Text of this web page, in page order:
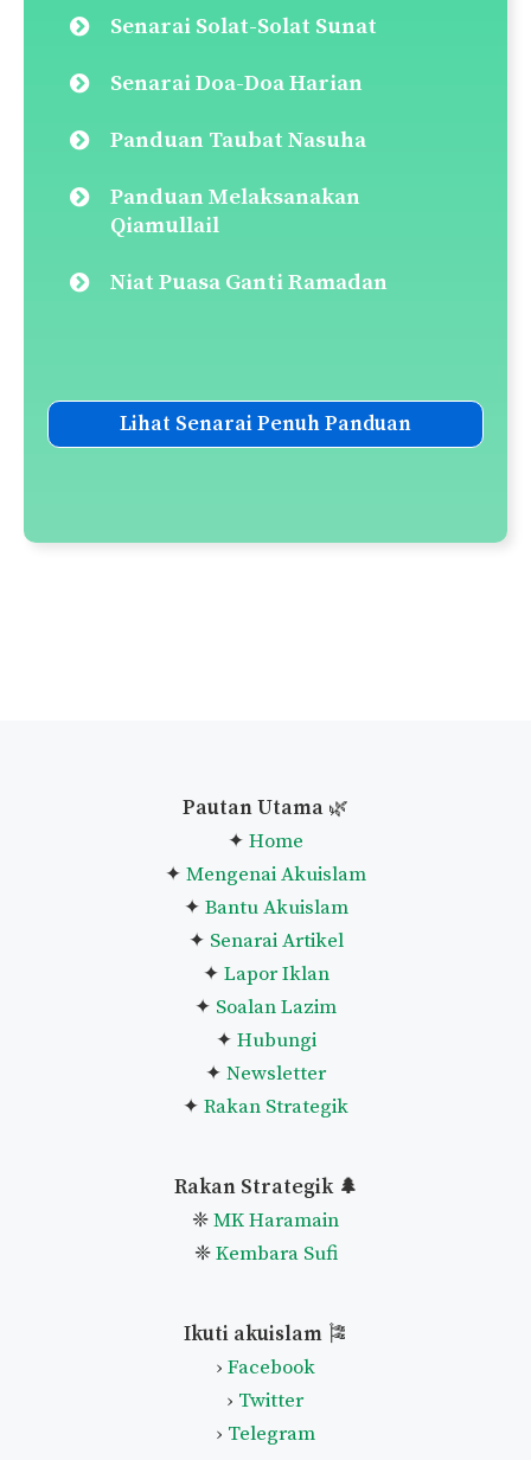
Senarai Solat-Solat Sunat
Senarai Doa-Doa Harian
Panduan Taubat Nasuha
Panduan Melaksanakan
Qiamullail
Niat Puasa Ganti Ramadan
Lihat Senarai Penuh Panduan
Pautan Utama 🌿
✦ Home
✦ Mengenai Akuislam
✦ Bantu Akuislam
✦ Senarai Artikel
✦ Lapor Iklan
✦ Soalan Lazim
✦ Hubungi
✦ Newsletter
✦ Rakan Strategik
Rakan Strategik 🌲
❈MK Haramain
❈Kembara Sufi
Ikuti akuislam 🎏
› Facebook
› Twitter
› Telegram